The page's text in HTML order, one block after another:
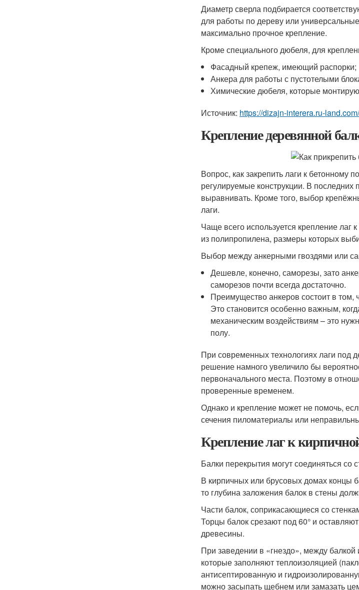
Диаметр сверла подбирается
для работы по дереву или
максимально прочное крепление.
Кроме специального дюбеля, для
Фасадный крепеж, имеющий распорки;
Анкера для работы с пустотелыми
Химические дюбеля, которые
Источник: https://dizajn-interera.ru-
Крепление деревянной
Вопрос, как закрепить лаги к бетонному
регулируемые конструкции. В
выравнивать. Кроме того, выбор
лаги.
Чаще всего используется крепление
из полипропилена, размеры которых
Выбор между анкерными гвоздями или
Дешевле, конечно, саморезы, зато
саморезов почти всегда достаточно.
Преимущество анкеров состоит в
Это становится особенно важным,
механическим воздействиям – это
полу.
При современных технологиях лаги под
решение намного увеличило бы
первоначального места. Поэтому в
проверенные временем.
Однако и крепление может не помочь,
сечения пиломатериалы или
Крепление лаг к
Балки перекрытия могут соединяться со
В кирпичных или брусовых домах концы
то глубина заложения балок в стены
Части балок, соприкасающиеся со
Торцы балок срезают под 60° и
древесины.
При заведении в «гнездо», между
которые заполняют теплоизоляцией
антисептированную и гидроизолированн
можно засыпать щебнем или замазать